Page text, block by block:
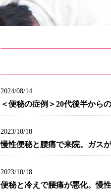
2024/08/14
＜便秘の症例＞20代後半から
2023/10/18
慢性便秘と腰痛で来院。ガス
2023/10/18
便秘と冷えで腰痛が悪化。慢